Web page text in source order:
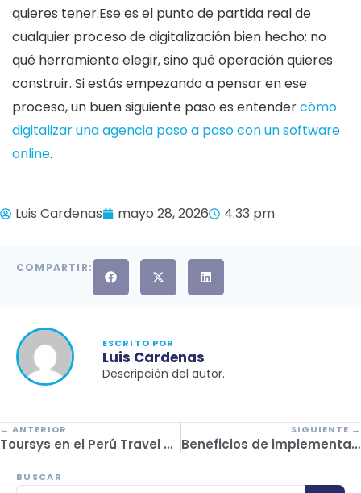
quieres tener.Ese es el punto de partida real de
cualquier proceso de digitalización bien hecho: no
qué herramienta elegir, sino qué operación quieres
construir. Si estás empezando a pensar en ese
proceso, un buen siguiente paso es entendercómo
digitalizar una agencia paso a paso con un software
online.
Luis Cardenas mayo 28, 2026 4:33 pm
COMPARTIR:
ESCRITO POR
Luis Cardenas
Descripción del autor.
← ANTERIOR
Toursys en el Perú Travel Mart 2026: tecnología para operadores turísticos que quieren escalar
SIGUIENTE →
Beneficios de implementar un sistema para operadores turísticos
BUSCAR